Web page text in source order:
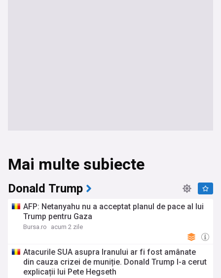
Mai multe subiecte
Donald Trump
AFP: Netanyahu nu a acceptat planul de pace al lui
Trump pentru Gaza
Bursa.ro acum 2 zile
Atacurile SUA asupra Iranului ar fi fost amânate
din cauza crizei de muniție. Donald Trump I-a cerut
explicații lui Pete Hegseth